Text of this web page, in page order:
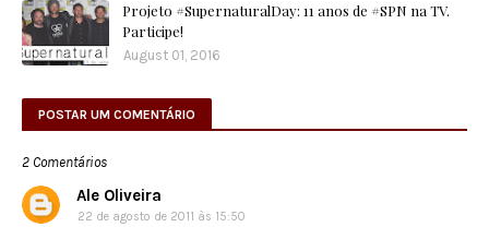
Projeto #SupernaturalDay: 11 anos de #SPN na TV.
Participe!
August 01, 2016
POSTAR UM COMENTÁRIO
2 Comentários
Ale Oliveira
22 de agosto de 2011 às 15:50